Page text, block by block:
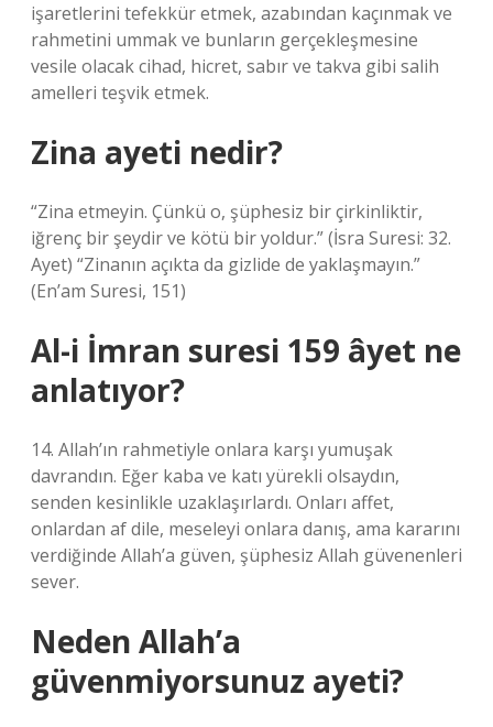
işaretlerini tefekkür etmek, azabından kaçınmak ve
rahmetini ummak ve bunların gerçekleşmesine
vesile olacak cihad, hicret, sabır ve takva gibi salih
amelleri teşvik etmek.
Zina ayeti nedir?
“Zina etmeyin. Çünkü o, şüphesiz bir çirkinliktir,
iğrenç bir şeydir ve kötü bir yoldur.” (İsra Suresi: 32.
Ayet) “Zinanın açıkta da gizlide de yaklaşmayın.”
(En’am Suresi, 151)
Al-i İmran suresi 159 âyet ne
anlatıyor?
14. Allah’ın rahmetiyle onlara karşı yumuşak
davrandın. Eğer kaba ve katı yürekli olsaydın,
senden kesinlikle uzaklaşırlardı. Onları affet,
onlardan af dile, meseleyi onlara danış, ama kararını
verdiğinde Allah’a güven, şüphesiz Allah güvenenleri
sever.
Neden Allah’a
güvenmiyorsunuz ayeti?